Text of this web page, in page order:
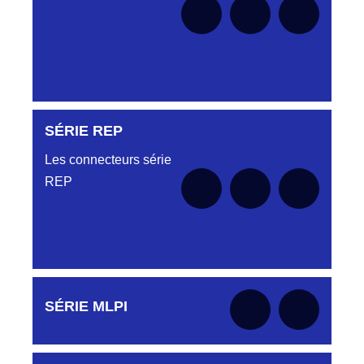
Aucune pièce disponible pour cette série pour
SÉRIE REP
Les connecteurs série
REP
Aucune pièce disponible pour cette série pour
SÉRIE MLPI